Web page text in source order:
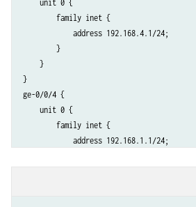
    unit 0 {
        family inet {
            address 192.168.4.1/24;
        }
    }
}
ge-0/0/4 {
    unit 0 {
        family inet {
            address 192.168.1.1/24;